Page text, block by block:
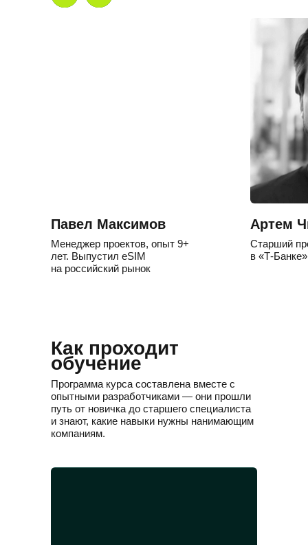
Менеджер проектов, опыт 9+
лет. Выпустил eSIM
на российский рынок
Старший
в «Т-Банке»
Павел Максимов Артем
Как проходит
обучение
Программа курса составлена вместе с
опытными разработчиками — они прошли
путь от новичка до старшего специалиста
и знают, какие навыки нужны нанимающим
компаниям.